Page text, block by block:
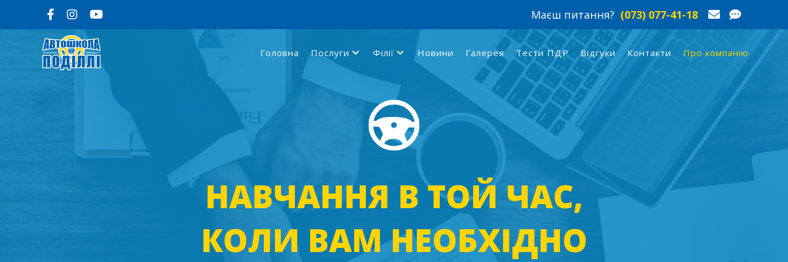
Маєш питання? (073) 077-41-18
Головна Послуги Філії Новини Галерея Тести ПДР Відгуки Контакти Про компанію
НАВЧАННЯ В ТОЙ ЧАС,
КОЛИ ВАМ НЕОБХІДНО